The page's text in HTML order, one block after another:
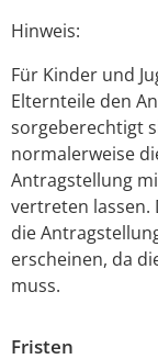
Hinweis:
Für Kinder und
Elternteile den
sorgeberechtigt
normalerweise
Antragstellung
vertreten lassen.
die
erscheinen, da
muss.
Fristen